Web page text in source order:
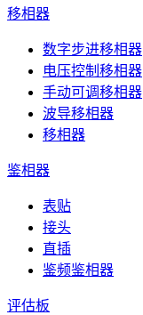
移相器
数字步进移相器
电压控制移相器
手动可调移相器
波导移相器
移相器
鉴相器
表贴
接头
直插
鉴频鉴相器
评估板